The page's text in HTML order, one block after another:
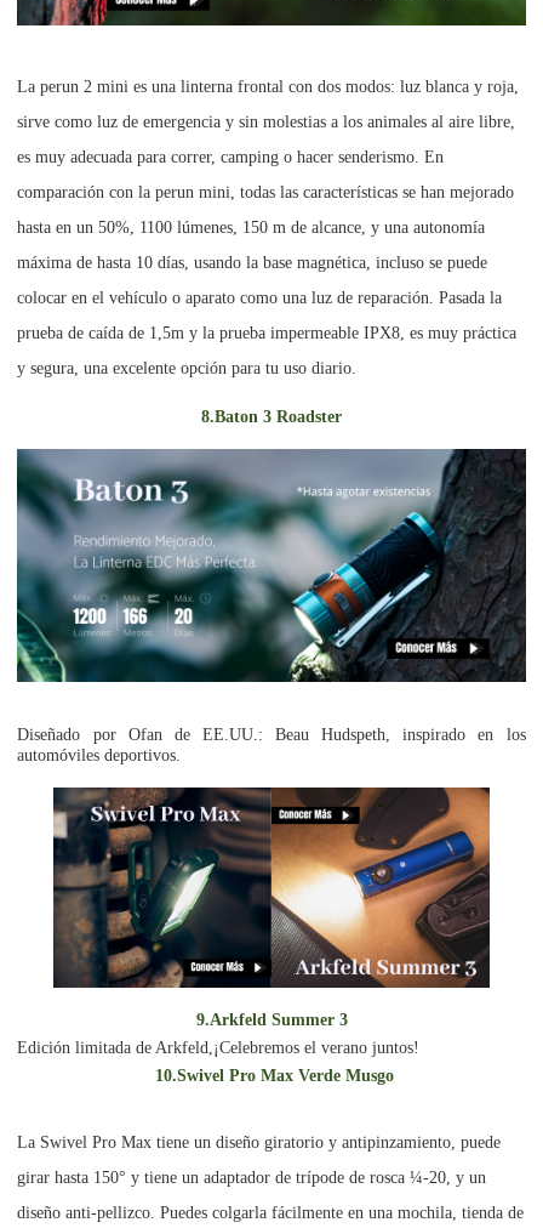
La perun 2 mini es una linterna frontal con dos modos: luz blanca y roja,
sirve como luz de emergencia y sin molestias a los animales al aire libre,
es muy adecuada para correr, camping o hacer senderismo. En
comparación con la perun mini, todas las características se han mejorado
hasta en un 50%, 1100 lúmenes, 150 m de alcance, y una autonomía
máxima de hasta 10 días, usando la base magnética, incluso se puede
colocar en el vehículo o aparato como una luz de reparación. Pasada la
prueba de caída de 1,5m y la prueba impermeable IPX8, es muy práctica
y segura, una excelente opción para tu uso diario.
8.Baton 3 Roadster
Diseñado por Ofan de EE.UU.: Beau Hudspeth, inspirado en los
automóviles deportivos.
9.Arkfeld Summer 3
Edición limitada de Arkfeld,¡Celebremos el verano juntos!
10.Swivel Pro Max Verde Musgo
La Swivel Pro Max tiene un diseño giratorio y antipinzamiento, puede
girar hasta 150° y tiene un adaptador de trípode de rosca ¼-20, y un
diseño anti-pellizco. Puedes colgarla fácilmente en una mochila, tienda de